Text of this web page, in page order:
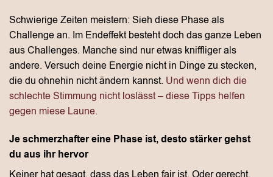
Schwierige Zeiten meistern: Sieh diese Phase als
Challenge an. Im Endeffekt besteht doch das ganze Leben
aus Challenges. Manche sind nur etwas kniffliger als
andere. Versuch deine Energie nicht in Dinge zu stecken,
die du ohnehin nicht ändern kannst. Und wenn dich die
schlechte Stimmung nicht loslässt – diese Tipps helfen
gegen miese Laune.
Je schmerzhafter eine Phase ist, desto stärker gehst
du aus ihr hervor